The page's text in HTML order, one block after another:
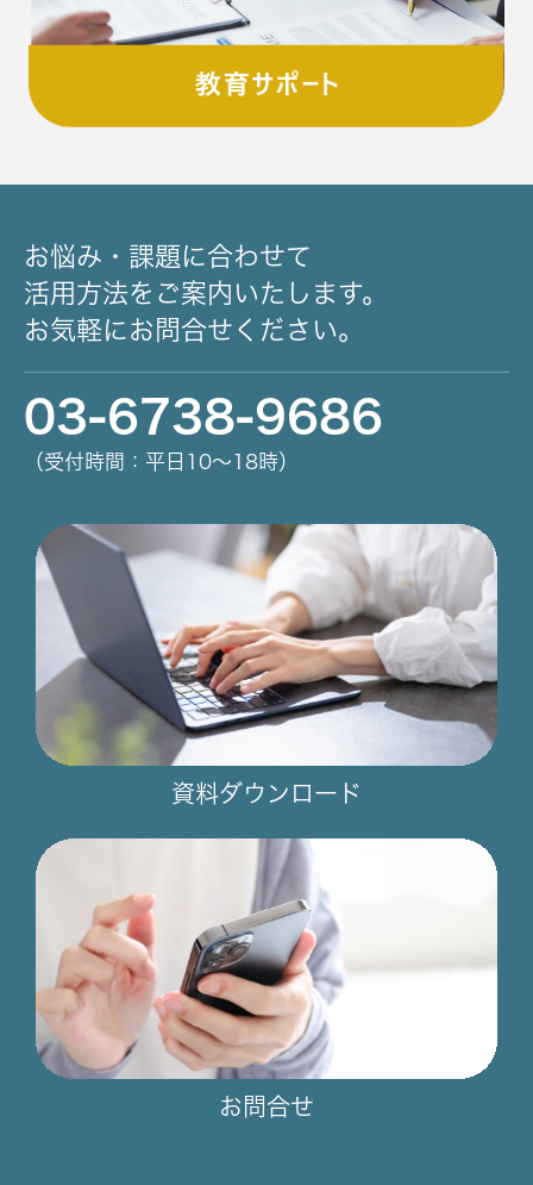
お悩み・課題に合わせて
活用方法をご案内いたします。
お気軽にお問合せください。
03-6738-9686
（受付時間：平日10～18時）
資料ダウンロード
お問合せ